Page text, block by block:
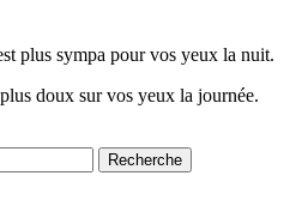
plus sympa pour vos yeux la nuit.
doux sur vos yeux la journée.
Recherche